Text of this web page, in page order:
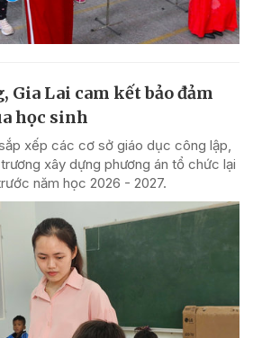
Gia Lai cam kết bảo đảm
học sinh
xếp các cơ sở giáo dục công lập,
xây dựng phương án tổ chức lại
năm học 2026 - 2027.